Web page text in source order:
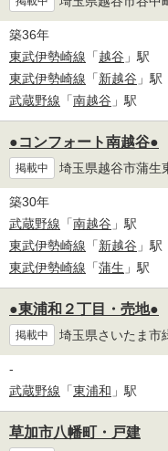
築36年
東武伊勢崎線 「越谷 」駅
東武伊勢崎線 「新越谷 」駅
武蔵野線 「南越谷 」駅
●コンフォート南越谷●
掲載中 埼玉県越谷市蒲生
築30年
武蔵野線 「南越谷 」駅
東武伊勢崎線 「新越谷 」駅
東武伊勢崎線 「蒲生 」駅
●東浦和２丁目・売地●
掲載中 埼玉県さいたま市
-
武蔵野線 「東浦和 」駅
草加市八幡町・戸建